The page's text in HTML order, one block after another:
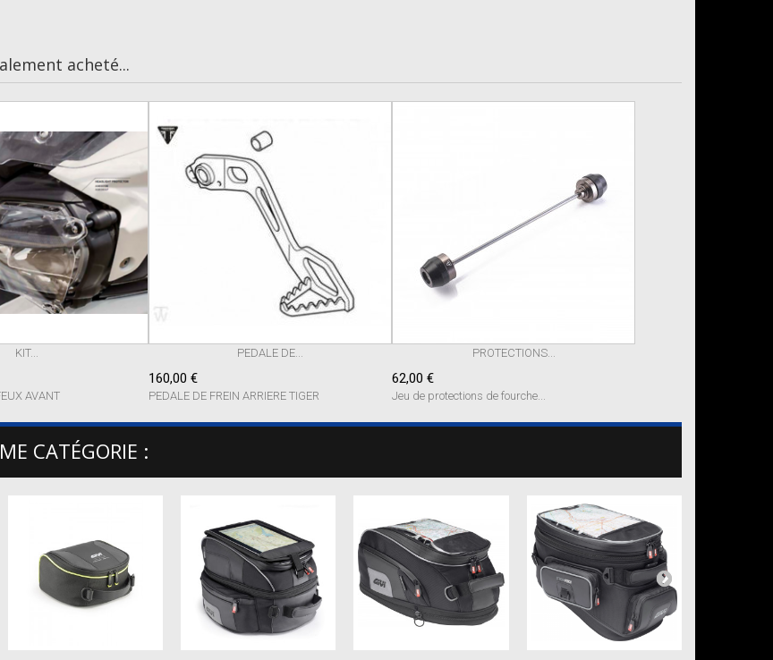
acheté...
KIT...
AVANT
PEDALE DE...
160,00 €
PEDALE DE FREIN ARRIERE TIGER
PROTECTIONS...
62,00 €
Jeu de protections de fourche...
CATÉGORIE :